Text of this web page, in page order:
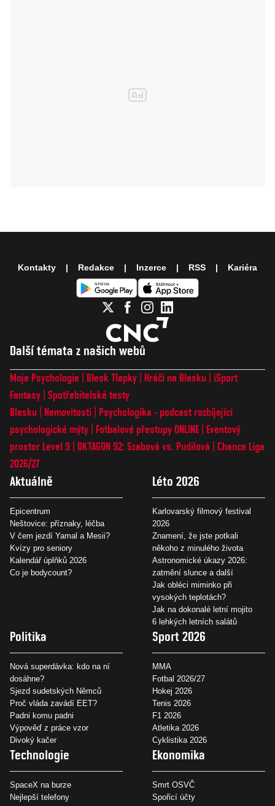
Další témata z našich webů
Moje Psychologie Blesk Tlapky Hráči na Blesku
iSport
Fantasy Spotřebitelské testy
Blesku
Nemovitosti
Psychologika - podcast rozbíjející
psychologické mýty
Fotbalové přestupy ONLINE
Eventový
prostor Level 9 OKTAGON 92: Szabová vs. Pudilová
Chance Liga
2026/27
Aktuálně
Epicentrum
Neštovice: příznaky, léčba
V čem jezdí Yamal a Mesii?
Kvízy pro seniory
Kalendář úplňků 2026
Co je bodycount?
Léto 2026
Karlovarský filmový festival
2026
Znamení, že jste potkali
někoho z minulého života
Astronomické úkazy 2026:
zatmění slunce a další
Jak obléci miminko při
vysokých teplotách?
Jak na dokonalé letní mojito
6 lehkých letních salátů
Politika
Nová superdávka: kdo na ní
dosáhne?
Sjezd sudetských Němců
Proč vláda zavádí EET?
Padni komu padni
Výpověď z práce vzor
Divoký kačer
Sport 2026
MMA
Fotbal 2026/27
Hokej 2026
Tenis 2026
F1 2026
Atletika 2026
Cyklistika 2026
Technologie
SpaceX na burze
Nejlepší telefony
Ekonomika
Smrt OSVČ
Spořicí účty
Kontakty Redakce Inzerce RSS Kariéra